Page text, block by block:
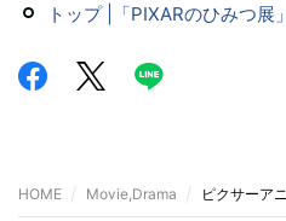
トップ |「PIXARのひみつ展
HOME Movie,Drama ピクサーア